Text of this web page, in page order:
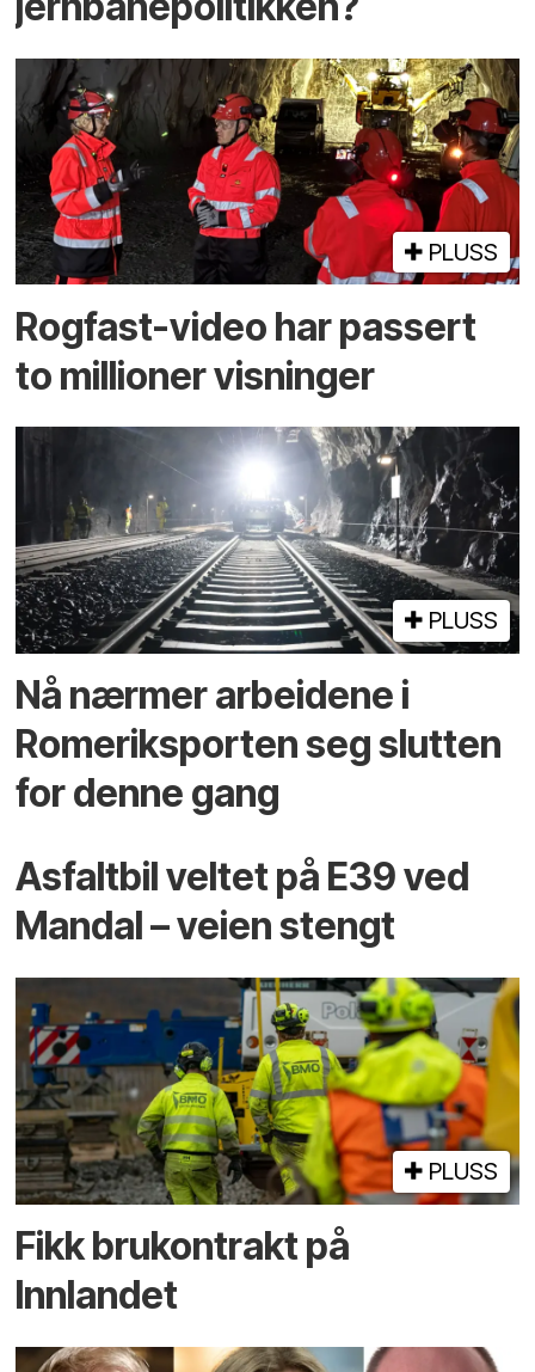
PLUSS
Rogfast-video har passert
to millioner visninger
PLUSS
Nå nærmer arbeidene i
Romeriksporten seg slutten
for denne gang
Asfaltbil veltet på E39 ved
Mandal – veien stengt
PLUSS
Fikk brukontrakt på
Innlandet